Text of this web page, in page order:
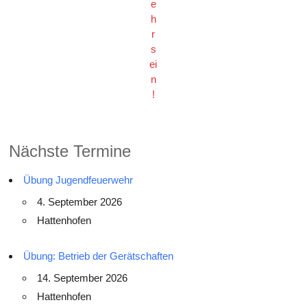
e
h
r
s
ei
n
!
Nächste Termine
Übung Jugendfeuerwehr
4. September 2026
Hattenhofen
Übung: Betrieb der Gerätschaften
14. September 2026
Hattenhofen